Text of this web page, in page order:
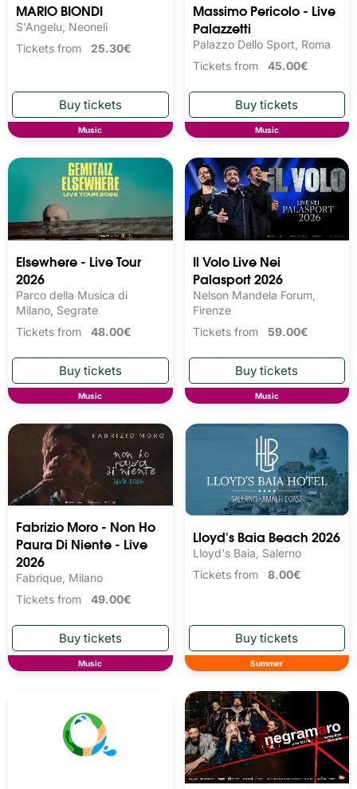
MARIO BIONDI
S'Angelu, Neoneli
Tickets from 25.30€
Music
Massimo Pericolo - Live
Palazzetti
Palazzo Dello Sport, Roma
Tickets from 45.00€
Music
Elsewhere - Live Tour
2026
Parco della Musica di
Milano, Segrate
Tickets from 48.00€
Music
Il Volo Live Nei
Palasport 2026
Nelson Mandela Forum,
Firenze
Tickets from 59.00€
Music
Fabrizio Moro - Non Ho
Paura Di Niente - Live
2026
Fabrique, Milano
Tickets from 49.00€
Music
Lloyd's Baia Beach 2026
Lloyd's Baia, Salerno
Tickets from 8.00€
Summer